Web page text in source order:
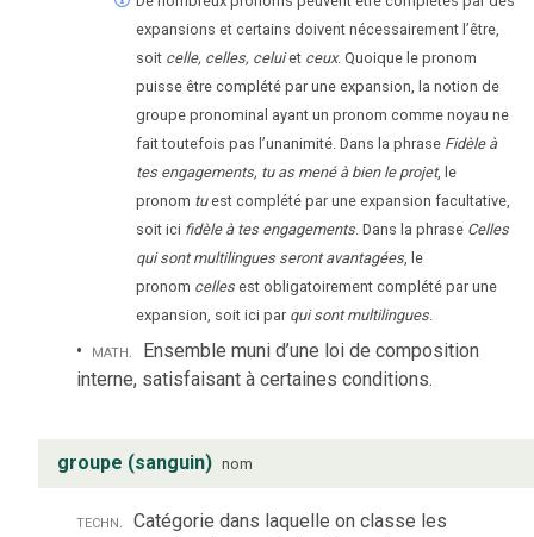
expansions et certains doivent nécessairement l’être,
soit celle, celles, celui et ceux. Quoique le pronom
puisse être complété par une expansion, la notion de
groupe pronominal ayant un pronom comme noyau ne
fait toutefois pas l’unanimité. Dans la phrase Fidèle à
tes engagements, tu as mené à bien le projet, le
pronom tu est complété par une expansion facultative,
soit ici fidèle à tes engagements. Dans la phrase Celles
qui sont multilingues seront avantagées, le
pronom celles est obligatoirement complété par une
expansion, soit ici par qui sont multilingues.
math. Ensemble muni d’une loi de composition
interne, satisfaisant à certaines conditions.
groupe (sanguin) nom
techn. Catégorie dans laquelle on classe les